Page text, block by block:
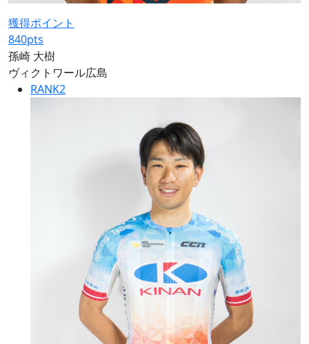
獲得ポイント
840pts
孫崎 大樹
ヴィクトワール広島
RANK2